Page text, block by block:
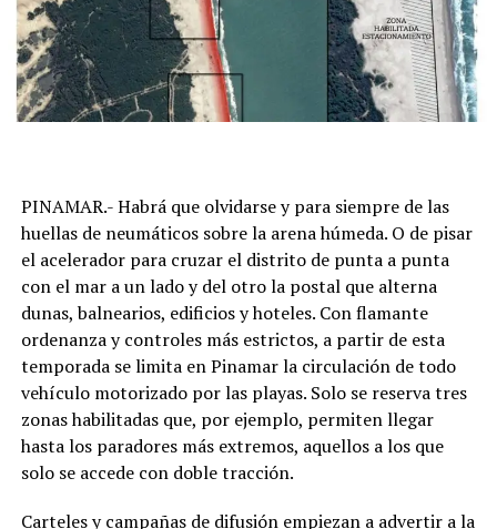
PINAMAR.- Habrá que olvidarse y para siempre de las
huellas de neumáticos sobre la arena húmeda. O de pisar
el acelerador para cruzar el distrito de punta a punta
con el mar a un lado y del otro la postal que alterna
dunas, balnearios, edificios y hoteles. Con flamante
ordenanza y controles más estrictos, a partir de esta
temporada se limita en Pinamar la circulación de todo
vehículo motorizado por las playas. Solo se reserva tres
zonas habilitadas que, por ejemplo, permiten llegar
hasta los paradores más extremos, aquellos a los que
solo se accede con doble tracción.
Carteles y campañas de difusión empiezan a advertir a la